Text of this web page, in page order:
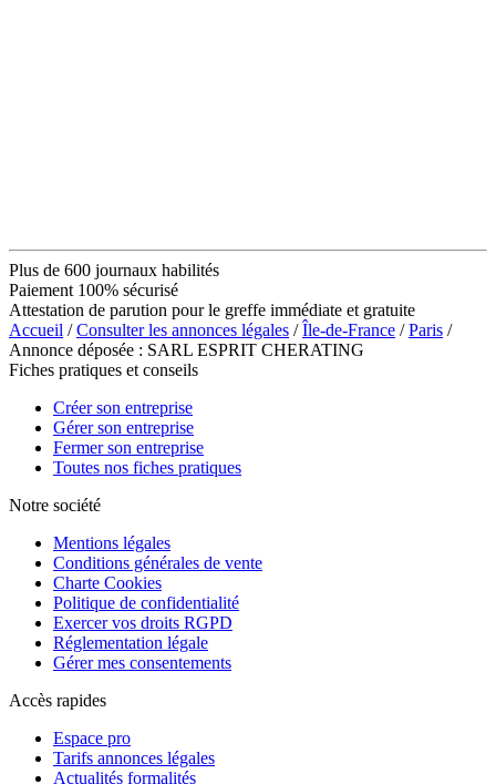
Plus de 600 journaux habilités
Paiement 100% sécurisé
Attestation de parution pour le greffe immédiate et gratuite
Accueil /Consulter les annonces légales /Île-de-France /Paris /
Annonce déposée : SARL ESPRIT CHERATING
Fiches pratiques et conseils
Créer son entreprise
Gérer son entreprise
Fermer son entreprise
Toutes nos fiches pratiques
Notre société
Mentions légales
Conditions générales de vente
Charte Cookies
Politique de confidentialité
Exercer vos droits RGPD
Réglementation légale
Gérer mes consentements
Accès rapides
Espace pro
Tarifs annonces légales
Actualités formalités